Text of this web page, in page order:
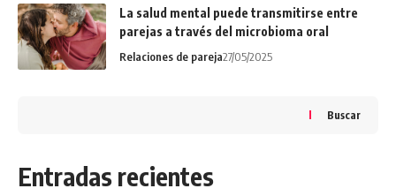
La salud mental puede transmitirse entre
parejas a través del microbioma oral
Relaciones de pareja27/05/2025
Buscar
Entradas recientes